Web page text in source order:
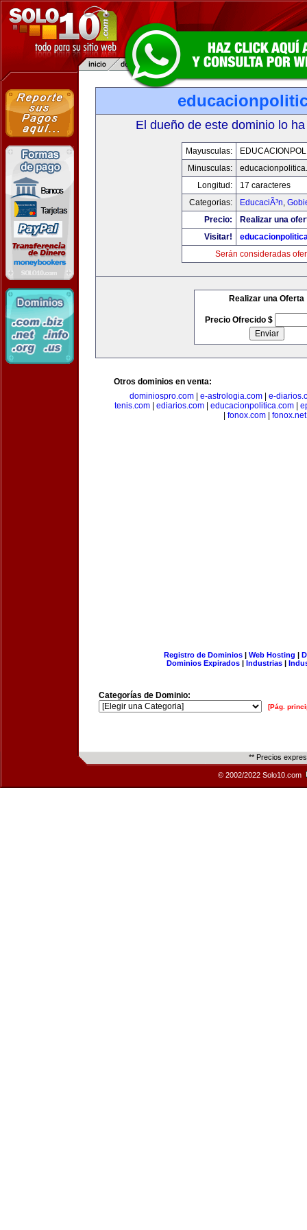
El dueño de este dominio lo
Mayusculas:
Minusculas:
Longitud:
17 caracteres
Categorias:
EducaciÃ³n,
Precio:
Realizar una
Visitar!
Serán consideradas
Realizar una Oferta
Precio Ofrecido $
Otros dominios en venta:
dominiospro.com
e-astrologia.com
e-
tenis.com
ediarios.com educacionpolitica.com
fonox.com| fonox.net
Registro de Dominios| Web Hosting |
Dominios Expirados | Industrias |
Categorías de Dominio:
[Pág.
** Precios
© 2002/2022 Solo10.com